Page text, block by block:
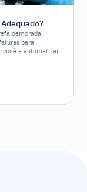
demorada,
para
você a automatizar